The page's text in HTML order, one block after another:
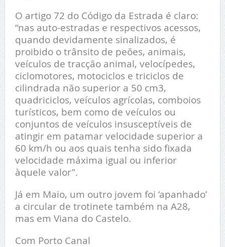
O artigo 72 do Código da Estrada é claro:
“nas auto-estradas e respectivos acessos,
quando devidamente sinalizados, é
proibido o trânsito de peões, animais,
veículos de tracção animal, velocípedes,
ciclomotores, motociclos e triciclos de
cilindrada não superior a 50 cm3,
quadriciclos, veículos agrícolas, comboios
turísticos, bem como de veículos ou
conjuntos de veículos insusceptíveis de
atingir em patamar velocidade superior a
60 km/h ou aos quais tenha sido fixada
velocidade máxima igual ou inferior
àquele valor”.
Já em Maio, um outro jovem foi ‘apanhado’
a circular de trotinete também na A28,
mas em Viana do Castelo.
Com Porto Canal